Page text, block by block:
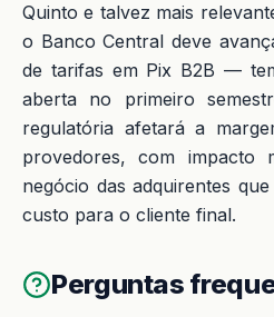
Quinto e talvez mais
o Banco Central deve
de tarifas em Pix B2B —
aberta no primeiro
regulatória afetará a
provedores, com impacto
negócio das adquirentes
custo para o cliente final.
Perguntas